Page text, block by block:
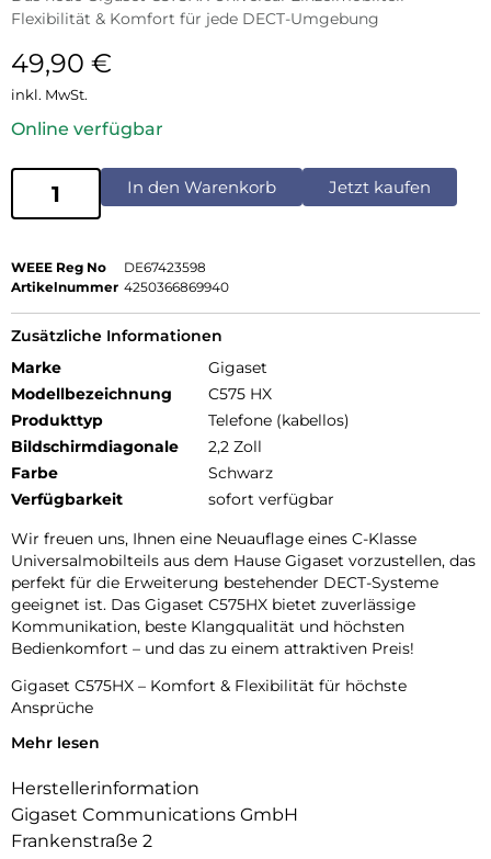
Flexibilität & Komfort für jede DECT-Umgebung
49,90 €
inkl. MwSt.
Online verfügbar
In den Warenkorb Jetzt kaufen
WEEE Reg No
DE67423598
Artikelnummer 4250366869940
Zusätzliche Informationen
Marke
Gigaset
Modellbezeichnung
C575 HX
Produkttyp
Telefone (kabellos)
Bildschirmdiagonale
2,2 Zoll
Farbe
Schwarz
Verfügbarkeit
sofort verfügbar
Wir freuen uns, Ihnen eine Neuauflage eines C-Klasse
Universalmobilteils aus dem Hause Gigaset vorzustellen, das
perfekt für die Erweiterung bestehender DECT-Systeme
geeignet ist. Das Gigaset C575HX bietet zuverlässige
Kommunikation, beste Klangqualität und höchsten
Bedienkomfort – und das zu einem attraktiven Preis!
Gigaset C575HX – Komfort & Flexibilität für höchste
Ansprüche
Für die Kunden, die mehr Funktionen und Bedienkomfort in
erstklassige Ausstattung:
Das große 2,2-Zoll-TFT-Farbdisplay sorgt für beste
Lesbarkeit, und das Adressbuch mit Platz für 200 Kontakte
Mehr lesen
Herstellerinformation
Gigaset Communications GmbH
Frankenstraße 2